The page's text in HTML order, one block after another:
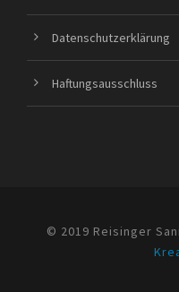
Datenschutzerklärung
Haftungsausschluss
© 2019 Reisinger